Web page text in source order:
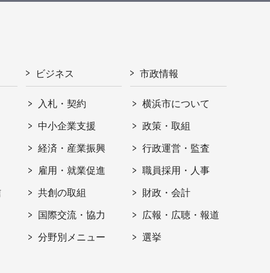
ビジネス
入札・契約
中小企業支援
経済・産業振興
雇用・就業促進
共創の取組
国際交流・協力
分野別メニュー
市政情報
横浜市について
政策・取組
行政運営・監査
職員採用・人事
財政・会計
広報・広聴・報道
選挙